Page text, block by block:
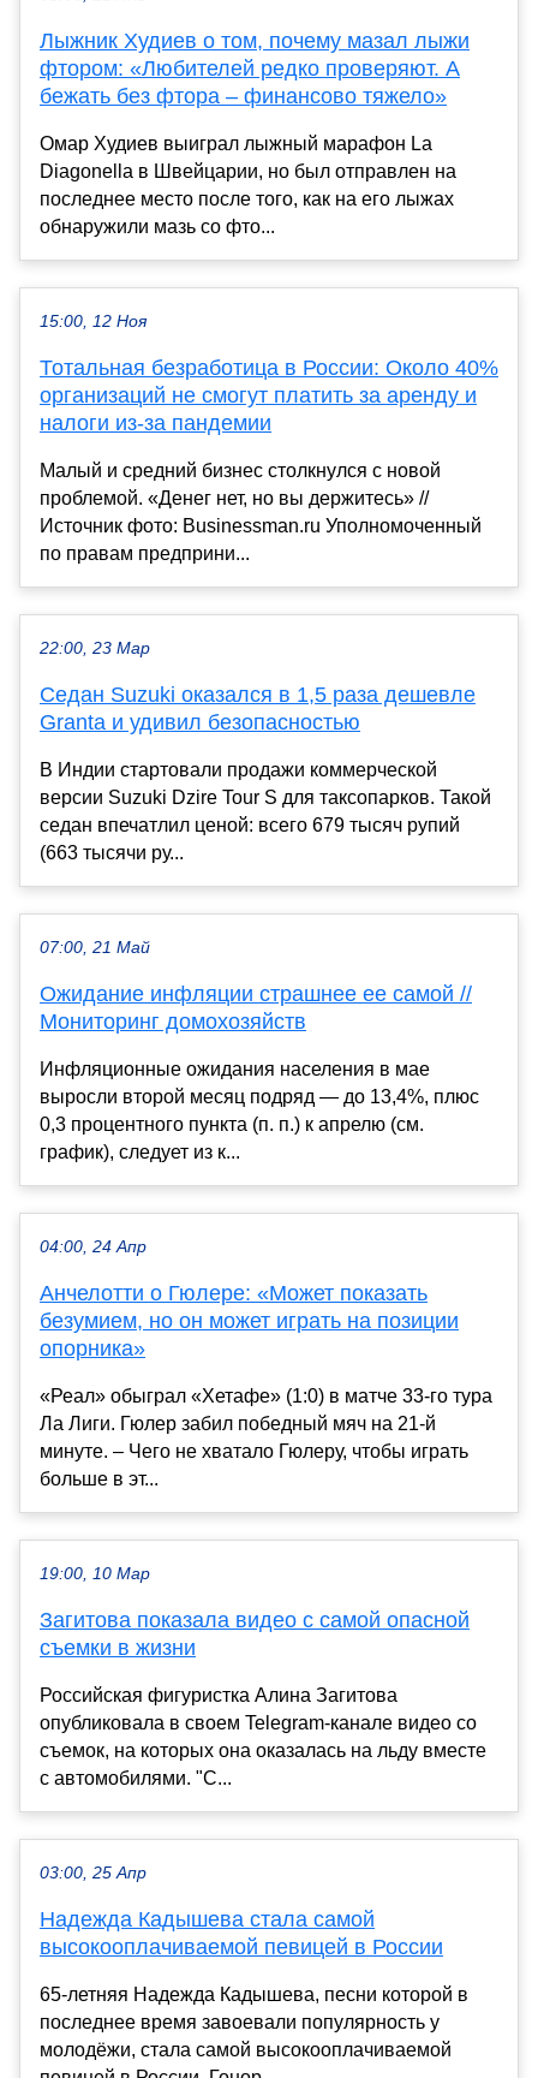
Лыжник Худиев о том, почему мазал лыжи
фтором: «Любителей редко проверяют. А
бежать без фтора – финансово тяжело»
Омар Худиев выиграл лыжный марафон La
Diagonella в Швейцарии, но был отправлен на
последнее место после того, как на его лыжах
обнаружили мазь со фто...
15:00, 12 Ноя
Тотальная безработица в России: Около 40%
организаций не смогут платить за аренду и
налоги из-за пандемии
Малый и средний бизнес столкнулся с новой
проблемой. «Денег нет, но вы держитесь» //
Источник фото: Businessman.ru Уполномоченный
по правам предприни...
22:00, 23 Мар
Седан Suzuki оказался в 1,5 раза дешевле
Granta и удивил безопасностью
В Индии стартовали продажи коммерческой
версии Suzuki Dzire Tour S для таксопарков. Такой
седан впечатлил ценой: всего 679 тысяч рупий
(663 тысячи ру...
07:00, 21 Май
Ожидание инфляции страшнее ее самой //
Мониторинг домохозяйств
Инфляционные ожидания населения в мае
выросли второй месяц подряд — до 13,4%, плюс
0,3 процентного пункта (п. п.) к апрелю (см.
график), следует из к...
04:00, 24 Апр
Анчелотти о Гюлере: «Может показать
безумием, но он может играть на позиции
опорника»
«Реал» обыграл «Хетафе» (1:0) в матче 33-го тура
Ла Лиги. Гюлер забил победный мяч на 21-й
минуте. – Чего не хватало Гюлеру, чтобы играть
больше в эт...
19:00, 10 Мар
Загитова показала видео с самой опасной
съемки в жизни
Российская фигуристка Алина Загитова
опубликовала в своем Telegram-канале видео со
съемок, на которых она оказалась на льду вместе
с автомобилями. "С...
03:00, 25 Апр
Надежда Кадышева стала самой
высокооплачиваемой певицей в России
65-летняя Надежда Кадышева, песни которой в
последнее время завоевали популярность у
молодёжи, стала самой высокооплачиваемой